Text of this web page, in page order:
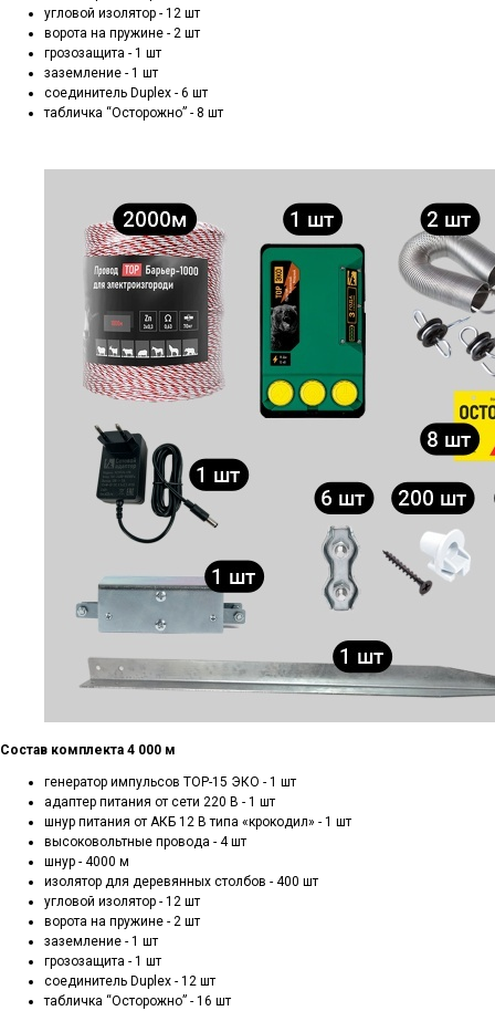
угловой изолятор - 12 шт
ворота на пружине - 2 шт
грозозащита - 1 шт
заземление - 1 шт
соединитель Duplex - 6 шт
табличка “Осторожно” - 8 шт
Состав комплекта 4 000 м
генератор импульсов ТОР-15 ЭКО - 1 шт
адаптер питания от сети 220 В - 1 шт
шнур питания от АКБ 12 В типа «крокодил» - 1 шт
высоковольтные провода - 4 шт
шнур - 4000 м
изолятор для деревянных столбов - 400 шт
угловой изолятор - 12 шт
ворота на пружине - 2 шт
заземление - 1 шт
грозозащита - 1 шт
соединитель Duplex - 12 шт
табличка “Осторожно” - 16 шт